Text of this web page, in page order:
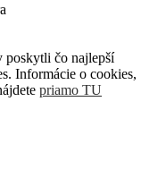
poskytli čo najlepší
Informácie o cookies,
priamo TU